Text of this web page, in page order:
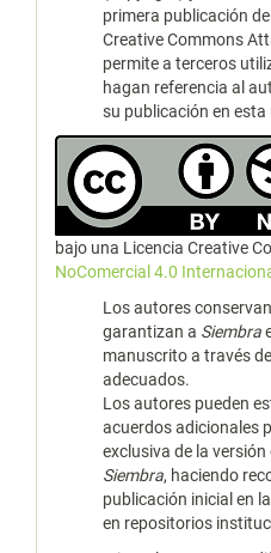
primera publicación
Creative Commons
permite a terceros
hagan referencia al
su publicación en esta
bajo una Licencia Creative
NoComercial 4.0
Los autores
garantizan a Siembra
manuscrito a través
adecuados.
Los autores pueden
acuerdos adicionales
exclusiva de la
Siembra, haciendo
publicación inicial en
en repositorios